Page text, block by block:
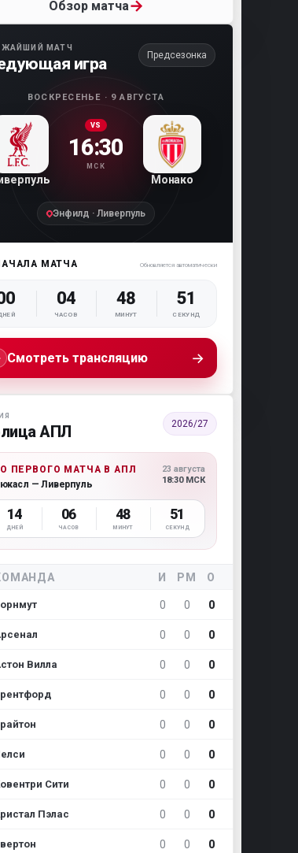
Обзор матча→
МАТЧ
игра Предсезонка
ВОСКРЕСЕНЬЕ · 9 АВГУСТА
VS
16:30
МСК
Монако
Энфилд · Ливерпуль
МАТЧА Обновляется автоматически
04
ЧАСОВ
48
МИНУТ
50
СЕКУНД
Смотреть трансляцию →
АПЛ 2026/27
ПЕРВОГО МАТЧА В АПЛ
— Ливерпуль
23 августа
18:30 МСК
14
ДНЕЙ
06
ЧАСОВ
48
МИНУТ
50
СЕКУНД
И РМ О
0 0 0
0 0 0
Вилла 0 0 0
0 0 0
0 0 0
0 0 0
Сити 0 0 0
Пэлас 0 0 0
0 0 0